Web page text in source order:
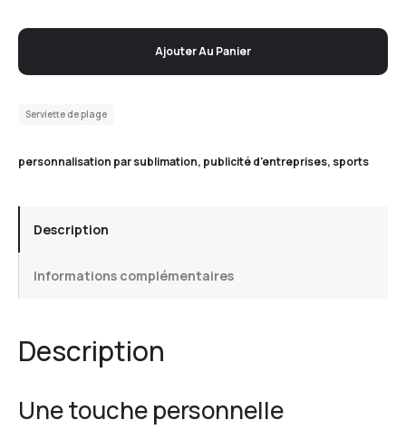
Ajouter Au Panier
Serviette de plage
personnalisation par sublimation, publicité d'entreprises, sports
Description
Informations complémentaires
Description
Une touche personnelle